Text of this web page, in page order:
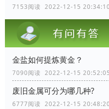
7153阅读 2022-12-15
金盐如何提炼黄金？
7090阅读 2022-12-15 20:52:05
废旧金属可分为哪几种?
6777阅读 2022-12-15